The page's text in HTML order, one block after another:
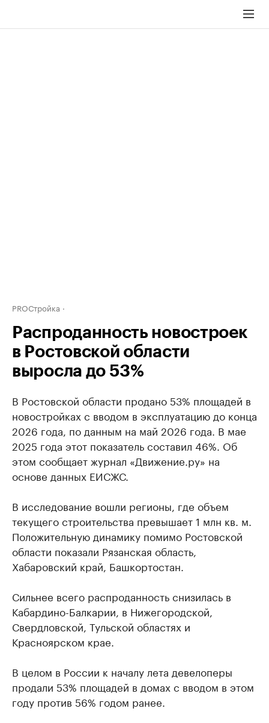
PROСтройка
Распроданность новостроек
в Ростовской области
выросла до 53%
В Ростовской области продано 53% площадей в
новостройках с вводом в эксплуатацию до конца
2026 года, по данным на май 2026 года. В мае
2025 года этот показатель составил 46%. Об
этом сообщает журнал «Движение.ру» на
основе данных ЕИСЖС.
В исследование вошли регионы, где объем
текущего строительства превышает 1 млн кв. м.
Положительную динамику помимо Ростовской
области показали Рязанская область,
Хабаровский край, Башкортостан.
Сильнее всего распроданность снизилась в
Кабардино-Балкарии, в Нижегородской,
Свердловской, Тульской областях и
Красноярском крае.
В целом в России к началу лета девелоперы
продали 53% площадей в домах с вводом в этом
году против 56% годом ранее.